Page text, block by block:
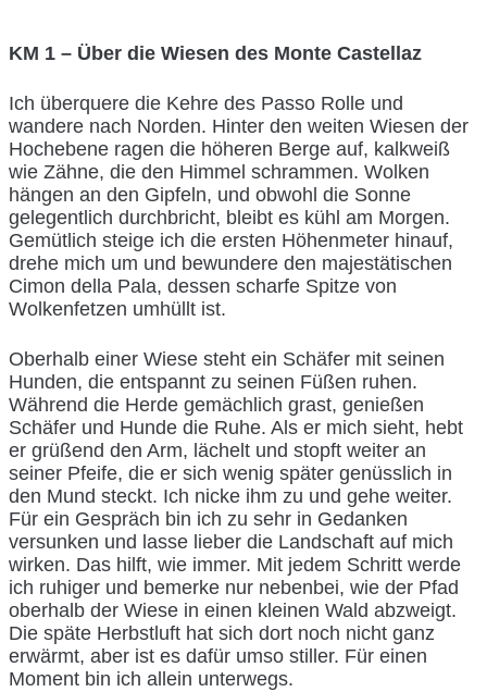
KM 1 – Über die Wiesen des Monte Castellaz
Ich überquere die Kehre des Passo Rolle und
wandere nach Norden. Hinter den weiten Wiesen der
Hochebene ragen die höheren Berge auf, kalkweiß
wie Zähne, die den Himmel schrammen. Wolken
hängen an den Gipfeln, und obwohl die Sonne
gelegentlich durchbricht, bleibt es kühl am Morgen.
Gemütlich steige ich die ersten Höhenmeter hinauf,
drehe mich um und bewundere den majestätischen
Cimon della Pala, dessen scharfe Spitze von
Wolkenfetzen umhüllt ist.
Oberhalb einer Wiese steht ein Schäfer mit seinen
Hunden, die entspannt zu seinen Füßen ruhen.
Während die Herde gemächlich grast, genießen
Schäfer und Hunde die Ruhe. Als er mich sieht, hebt
er grüßend den Arm, lächelt und stopft weiter an
seiner Pfeife, die er sich wenig später genüsslich in
den Mund steckt. Ich nicke ihm zu und gehe weiter.
Für ein Gespräch bin ich zu sehr in Gedanken
versunken und lasse lieber die Landschaft auf mich
wirken. Das hilft, wie immer. Mit jedem Schritt werde
ich ruhiger und bemerke nur nebenbei, wie der Pfad
oberhalb der Wiese in einen kleinen Wald abzweigt.
Die späte Herbstluft hat sich dort noch nicht ganz
erwärmt, aber ist es dafür umso stiller. Für einen
Moment bin ich allein unterwegs.